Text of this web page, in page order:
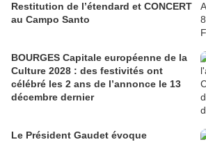
Restitution de l’étendard et CONCERT
au Campo Santo
BOURGES Capitale européenne de la
Culture 2028 : des festivités ont
célébré les 2 ans de l’annonce le 13
décembre dernier
Le Président Gaudet évoque